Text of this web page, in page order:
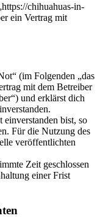
chihuahuas-in-
ein Vertrag mit
(im Folgenden „das
mit dem Betreiber
und erklärst dich
einverstanden bist, so
Für die Nutzung des
veröffentlichten
Zeit geschlossen
einer Frist